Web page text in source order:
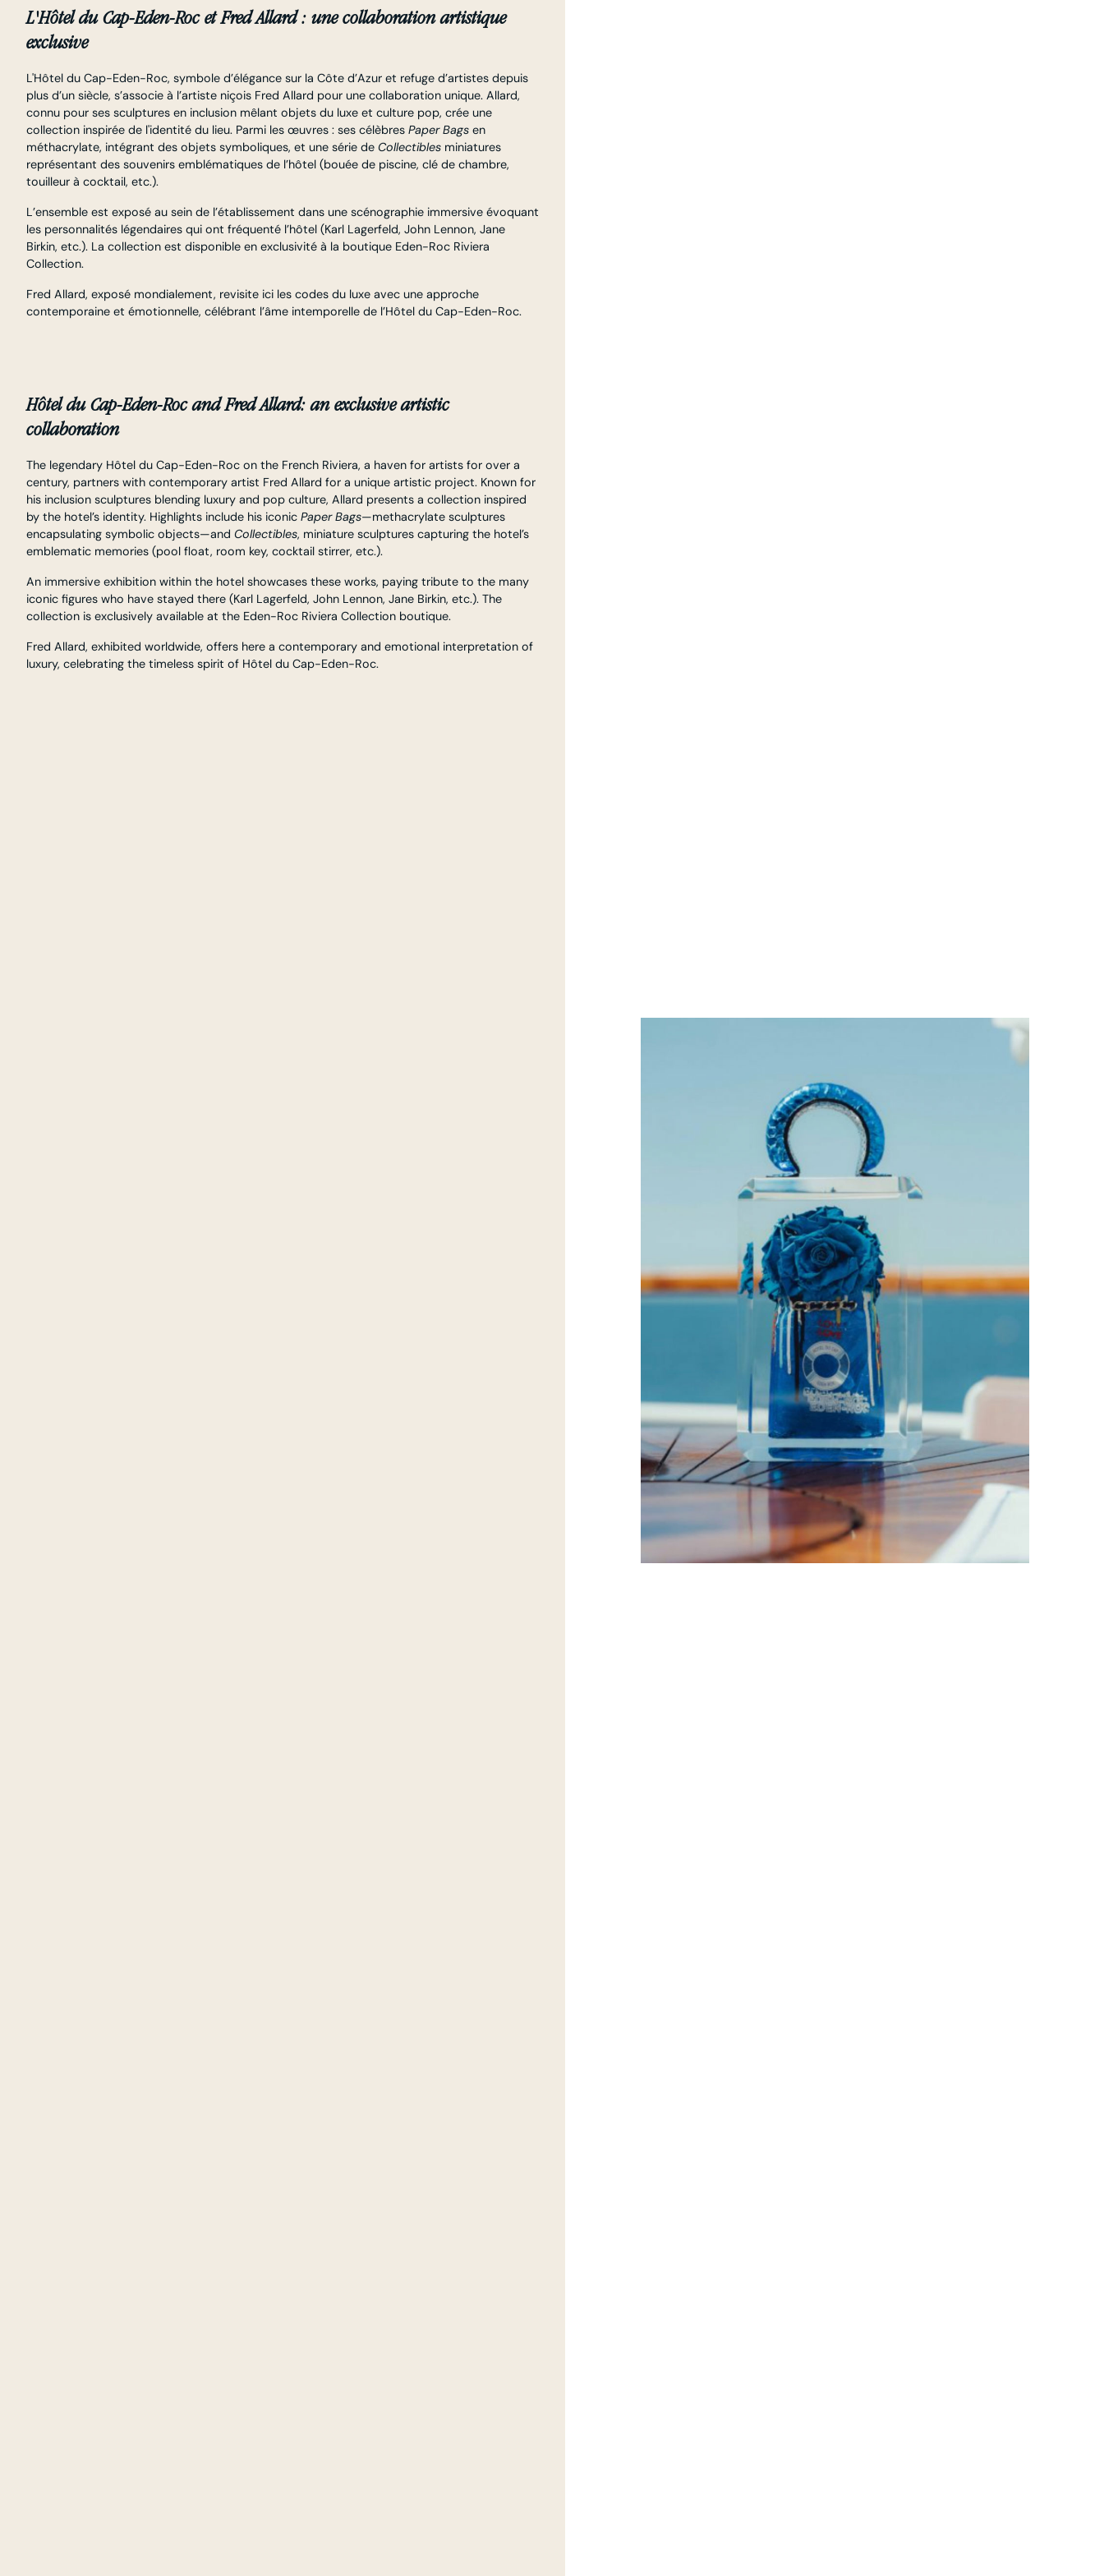
L'Hôtel du Cap-Eden-Roc et Fred Allard : une collaboration artistique
exclusive
L'Hôtel du Cap-Eden-Roc, symbole d’élégance sur la Côte d’Azur et refuge d’artistes depuis
plus d’un siècle, s’associe à l’artiste niçois Fred Allard pour une collaboration unique. Allard,
connu pour ses sculptures en inclusion mêlant objets du luxe et culture pop, crée une
collection inspirée de l'identité du lieu. Parmi les œuvres : ses célèbres Paper Bags en
méthacrylate, intégrant des objets symboliques, et une série de Collectibles miniatures
représentant des souvenirs emblématiques de l’hôtel (bouée de piscine, clé de chambre,
touilleur à cocktail, etc.).
L’ensemble est exposé au sein de l’établissement dans une scénographie immersive évoquant
les personnalités légendaires qui ont fréquenté l’hôtel (Karl Lagerfeld, John Lennon, Jane
Birkin, etc.). La collection est disponible en exclusivité à la boutique Eden-Roc Riviera
Collection.
Fred Allard, exposé mondialement, revisite ici les codes du luxe avec une approche
contemporaine et émotionnelle, célébrant l’âme intemporelle de l’Hôtel du Cap-Eden-Roc.
Hôtel du Cap-Eden-Roc and Fred Allard: an exclusive artistic
collaboration
The legendary Hôtel du Cap-Eden-Roc on the French Riviera, a haven for artists for over a
century, partners with contemporary artist Fred Allard for a unique artistic project. Known for
his inclusion sculptures blending luxury and pop culture, Allard presents a collection inspired
by the hotel’s identity. Highlights include his iconic Paper Bags—methacrylate sculptures
encapsulating symbolic objects—and Collectibles, miniature sculptures capturing the hotel’s
emblematic memories (pool float, room key, cocktail stirrer, etc.).
An immersive exhibition within the hotel showcases these works, paying tribute to the many
iconic figures who have stayed there (Karl Lagerfeld, John Lennon, Jane Birkin, etc.). The
collection is exclusively available at the Eden-Roc Riviera Collection boutique.
Fred Allard, exhibited worldwide, offers here a contemporary and emotional interpretation of
luxury, celebrating the timeless spirit of Hôtel du Cap-Eden-Roc.